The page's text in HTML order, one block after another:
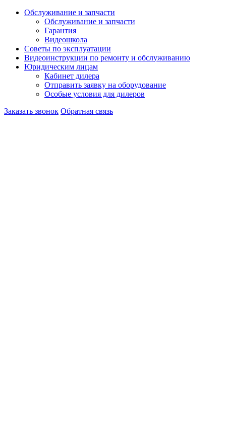
Обслуживание и запчасти
Обслуживание и запчасти
Гарантия
Видеошкола
Советы по эксплуатации
Видеоинструкции по ремонту и обслуживанию
Юридическим лицам
Кабинет дилера
Отправить заявку на оборудование
Особые условия для дилеров
Заказать звонок Обратная связь